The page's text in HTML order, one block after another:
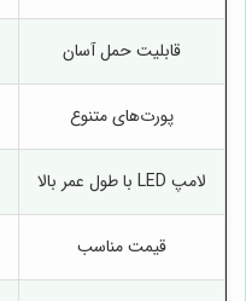
قابلیت حمل آسان
پورت‌های متنوع
لامپ LED با طول عمر بالا
قیمت مناسب